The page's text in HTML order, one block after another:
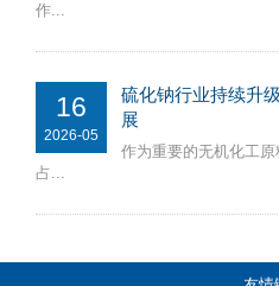
作...
16
2026-05
硫化钠行业持续升
展
作为重要的无机化工
占...